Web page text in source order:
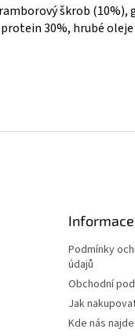
škrob (10%),
30%, hrubé
Podmínky
údajů
Obchodní
Jak
Kde nás